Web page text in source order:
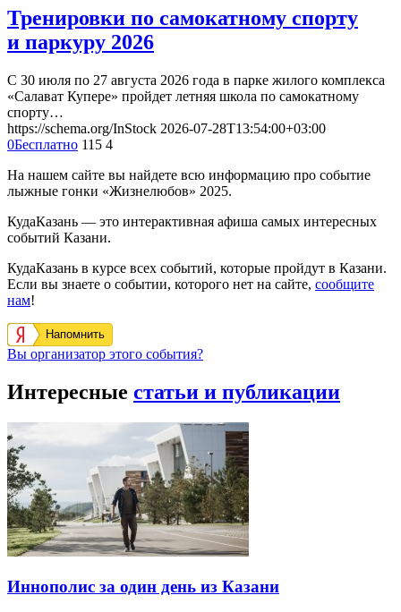
Тренировки по самокатному спорту
и паркуру 2026
С 30 июля по 27 августа 2026 года в парке жилого комплекса
«Салават Купере» пройдет летняя школа по самокатному
спорту…
https://schema.org/InStock 2026-07-28T13:54:00+03:00
0Бесплатно 115 4
На нашем сайте вы найдете всю информацию про событие
лыжные гонки «Жизнелюбов» 2025.
КудаКазань — это интерактивная афиша самых интересных
событий Казани.
КудаКазань в курсе всех событий, которые пройдут в Казани.
Если вы знаете о событии, которого нет на сайте, сообщите
нам!
Напомнить
Вы организатор этого события?
Интересные статьи и публикации
Иннополис за один день из Казани